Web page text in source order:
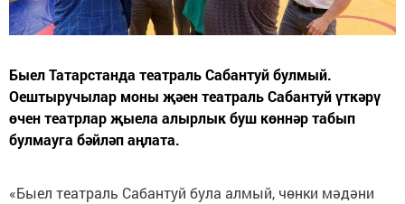
Быел Татарстанда театраль Сабантуй булмый.
Оештыручылар моны җәен театраль Сабантуй үткәрү
өчен театрлар җыела алырлык буш көннәр табып
булмауга бәйләп аңлата.
«Быел театраль Сабантуй була алмый, чөнки мәдәни